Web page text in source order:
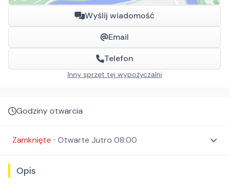
Wyślij wiadomość
Email
Telefon
Inny sprzęt tej wypożyczalni
Godziny otwarcia
Zamknięte ⋅ Otwarte Jutro 08:00
Opis